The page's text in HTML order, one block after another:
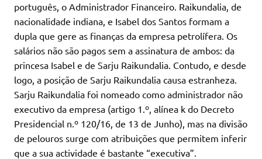
português, o Administrador Financeiro. Raikundalia, de
nacionalidade indiana, e Isabel dos Santos formam a
dupla que gere as finanças da empresa petrolífera. Os
salários não são pagos sem a assinatura de ambos: da
princesa Isabel e de Sarju Raikundalia. Contudo, e desde
logo, a posição de Sarju Raikundalia causa estranheza.
Sarju Raikundalia foi nomeado como administrador não
executivo da empresa (artigo 1.º, alínea k do Decreto
Presidencial n.º 120/16, de 13 de Junho), mas na divisão
de pelouros surge com atribuições que permitem inferir
que a sua actividade é bastante “executiva”.